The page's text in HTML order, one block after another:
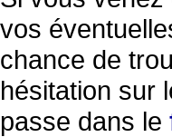
vos
chance de
hésitation sur
passe dans le